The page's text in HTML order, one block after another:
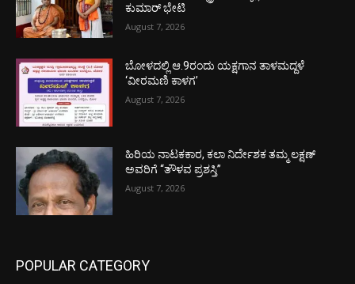
ಕುಮಾರ್ ಭೇಟಿ
August 7, 2026
ಬೋಳದಲ್ಲಿ ಆ.9ರಂದು ಯಕ್ಷಗಾನ ತಾಳಮದ್ದಳೆ
‘ವೀರಮಣಿ ಕಾಳಗ’
August 7, 2026
ಹಿರಿಯ ನಾಟಕಕಾರ, ಕಲಾ ನಿರ್ದೇಶಕ ತಮ್ಮ ಲಕ್ಷಣ್
ಅವರಿಗೆ “ತೌಳವ ಪ್ರಶಸ್ತಿ”
August 7, 2026
POPULAR CATEGORY